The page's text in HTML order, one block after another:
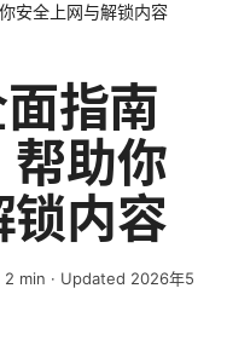
安全上网与解锁内容
指南
帮助你
锁内容
2 min · Updated 2026年5